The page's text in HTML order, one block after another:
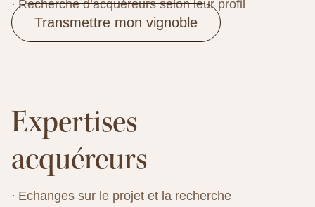
Recherche d’acquéreurs selon leur profil
Transmettre mon vignoble
Expertises
acquéreurs
Echanges sur le projet et la recherche